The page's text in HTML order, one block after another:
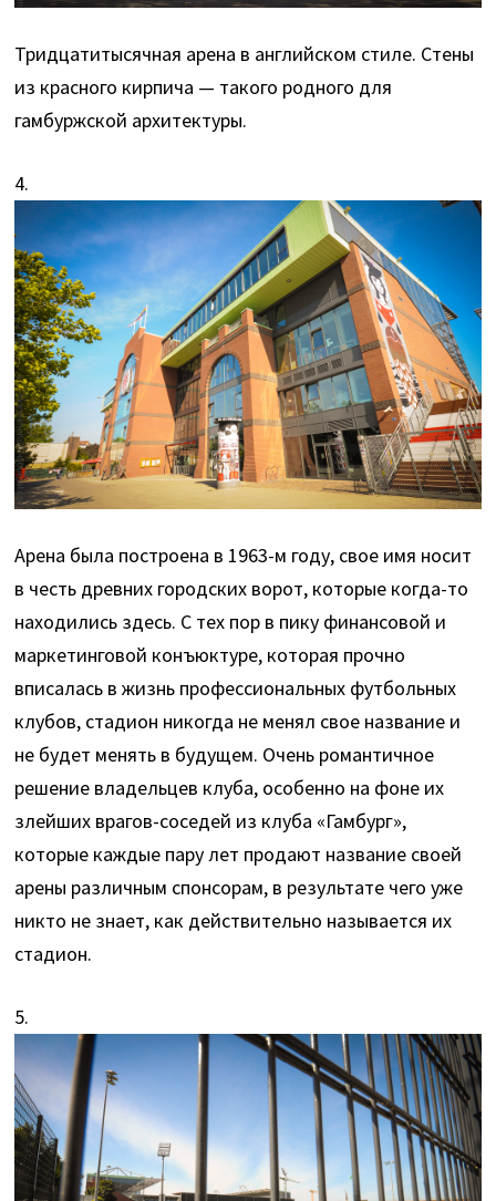
Тридцатитысячная арена в английском стиле. Стены
из красного кирпича — такого родного для
гамбуржской архитектуры.
4.
Арена была построена в 1963-м году, свое имя носит
в честь древних городских ворот, которые когда-то
находились здесь. С тех пор в пику финансовой и
маркетинговой конъюктуре, которая прочно
вписалась в жизнь профессиональных футбольных
клубов, стадион никогда не менял свое название и
не будет менять в будущем. Очень романтичное
решение владельцев клуба, особенно на фоне их
злейших врагов-соседей из клуба «Гамбург»,
которые каждые пару лет продают название своей
арены различным спонсорам, в результате чего уже
никто не знает, как действительно называется их
стадион.
5.